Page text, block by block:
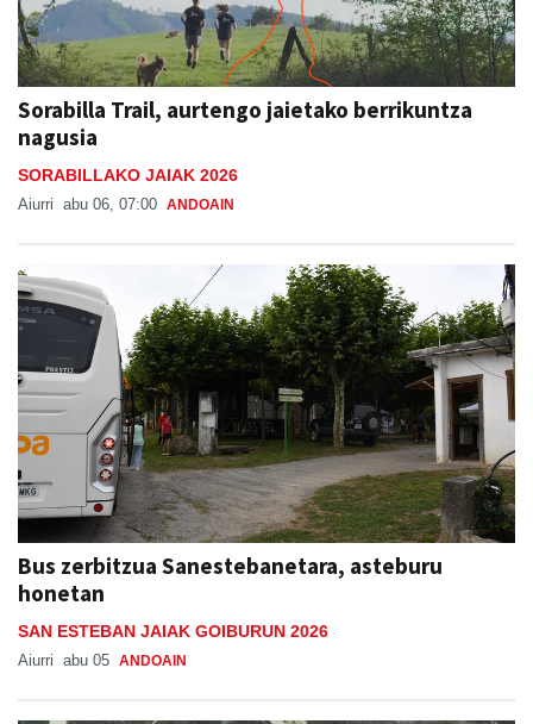
Sorabilla Trail, aurtengo jaietako berrikuntza
nagusia
SORABILLAKO JAIAK 2026
Aiurri abu 06, 07:00 ANDOAIN
Bus zerbitzua Sanestebanetara, asteburu
honetan
SAN ESTEBAN JAIAK GOIBURUN 2026
Aiurri abu 05 ANDOAIN